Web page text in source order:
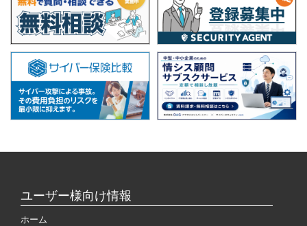
ユーザー様向け情報
ホーム